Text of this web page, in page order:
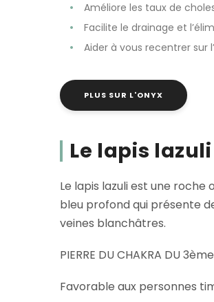
Améliore les taux de
Facilite le drainage et
Aider à vous recentrer sur
PLUS SUR L'ONYX
Le lapis lazuli
Le lapis lazuli est une
bleu profond qui présente
veines blanchâtres.
PIERRE DU CHAKRA DU
Favorable aux personnes